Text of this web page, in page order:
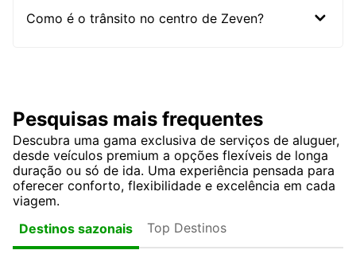
Como é o trânsito no centro de Zeven?
Pesquisas mais frequentes
Descubra uma gama exclusiva de serviços de aluguer,
desde veículos premium a opções flexíveis de longa
duração ou só de ida. Uma experiência pensada para
oferecer conforto, flexibilidade e excelência em cada
viagem.
Destinos sazonais
Top Destinos